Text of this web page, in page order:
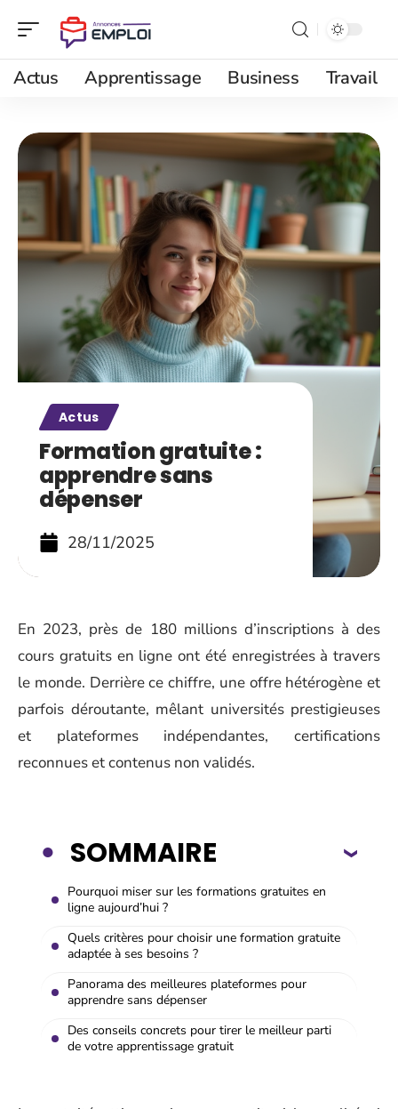
Actus Apprentissage Business Travail
Actus
Formation gratuite :
apprendre sans
dépenser
28/11/2025
En 2023, près de 180 millions d’inscriptions à des
cours gratuits en ligne ont été enregistrées à travers
le monde. Derrière ce chiffre, une offre hétérogène et
parfois déroutante, mêlant universités prestigieuses
et plateformes indépendantes, certifications
reconnues et contenus non validés.
SOMMAIRE
Pourquoi miser sur les formations gratuites en
ligne aujourd’hui ?
Quels critères pour choisir une formation gratuite
adaptée à ses besoins ?
Panorama des meilleures plateformes pour
apprendre sans dépenser
Des conseils concrets pour tirer le meilleur parti
de votre apprentissage gratuit